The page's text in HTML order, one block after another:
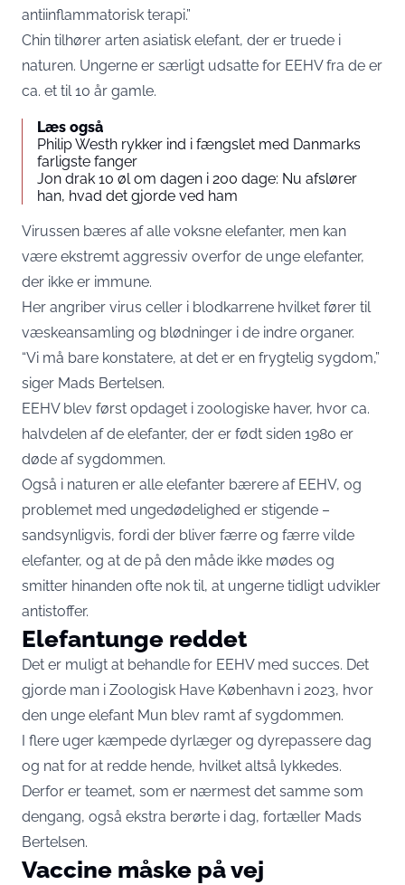
antiinflammatorisk terapi.”
Chin tilhører arten asiatisk elefant, der er truede i
naturen. Ungerne er særligt udsatte for EEHV fra de er
ca. et til 10 år gamle.
Læs også
Philip Westh rykker ind i fængslet med Danmarks
farligste fanger
Jon drak 10 øl om dagen i 200 dage: Nu afslører
han, hvad det gjorde ved ham
Virussen bæres af alle voksne elefanter, men kan
være ekstremt aggressiv overfor de unge elefanter,
der ikke er immune.
Her angriber virus celler i blodkarrene hvilket fører til
væskeansamling og blødninger i de indre organer.
“Vi må bare konstatere, at det er en frygtelig sygdom,”
siger Mads Bertelsen.
EEHV blev først opdaget i zoologiske haver, hvor ca.
halvdelen af de elefanter, der er født siden 1980 er
døde af sygdommen.
Også i naturen er alle elefanter bærere af EEHV, og
problemet med ungedødelighed er stigende –
sandsynligvis, fordi der bliver færre og færre vilde
elefanter, og at de på den måde ikke mødes og
smitter hinanden ofte nok til, at ungerne tidligt udvikler
antistoffer.
Elefantunge reddet
Det er muligt at behandle for EEHV med succes. Det
gjorde man i Zoologisk Have København i 2023, hvor
den unge elefant Mun blev ramt af sygdommen.
I flere uger kæmpede dyrlæger og dyrepassere dag
og nat for at redde hende, hvilket altså lykkedes.
Derfor er teamet, som er nærmest det samme som
dengang, også ekstra berørte i dag, fortæller Mads
Bertelsen.
Vaccine måske på vej